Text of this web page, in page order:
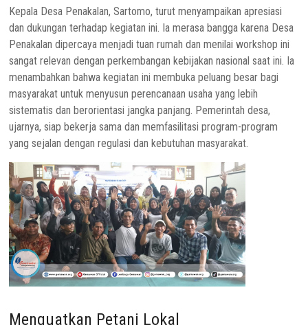
Kepala Desa Penakalan, Sartomo, turut menyampaikan apresiasi
dan dukungan terhadap kegiatan ini. Ia merasa bangga karena Desa
Penakalan dipercaya menjadi tuan rumah dan menilai workshop ini
sangat relevan dengan perkembangan kebijakan nasional saat ini. Ia
menambahkan bahwa kegiatan ini membuka peluang besar bagi
masyarakat untuk menyusun perencanaan usaha yang lebih
sistematis dan berorientasi jangka panjang. Pemerintah desa,
ujarnya, siap bekerja sama dan memfasilitasi program-program
yang sejalan dengan regulasi dan kebutuhan masyarakat.
Menguatkan Petani Lokal